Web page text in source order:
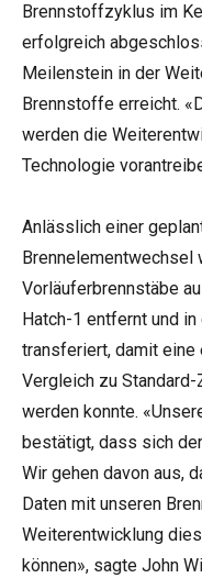
Brennstoffzyklus im
erfolgreich
Meilenstein in der
Brennstoffe erreicht.
werden die
Technologie
Anlässlich einer
Brennelementwechsel
Vorläuferbrennstäbe
Hatch-1 entfernt und
transferiert, damit
Vergleich zu
werden konnte.
bestätigt, dass sich
Wir gehen davon aus,
Daten mit unseren
Weiterentwicklung
können», sagte John